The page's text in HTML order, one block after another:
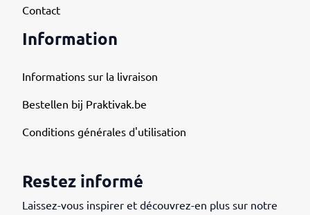
Contact
Information
Informations sur la livraison
Bestellen bij Praktivak.be
Conditions générales d'utilisation
Restez informé
Laissez-vous inspirer et découvrez-en plus sur notre